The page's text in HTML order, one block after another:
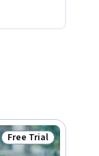
Status: Free Trial
Free Trial